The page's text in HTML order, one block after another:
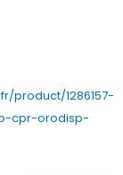
product/1286157-
cpr-orodisp-